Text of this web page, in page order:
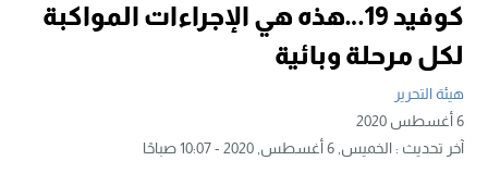
كوفيد 19…هذه هي الإجراءات المواكبة
لكل مرحلة وبائية
هيئة التحرير
6 أغسطس 2020
آخر تحديث :الخميس, 6 أغسطس, 2020 - 10:07 صباحًا